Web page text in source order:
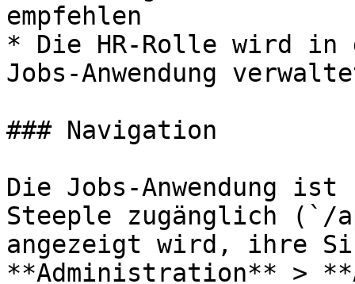
empfehlen
* Die HR-Rolle wird in
Jobs-Anwendung
### Navigation
Die Jobs-Anwendung ist
Steeple zugänglich (`/
angezeigt wird, ihre
**Administration** >